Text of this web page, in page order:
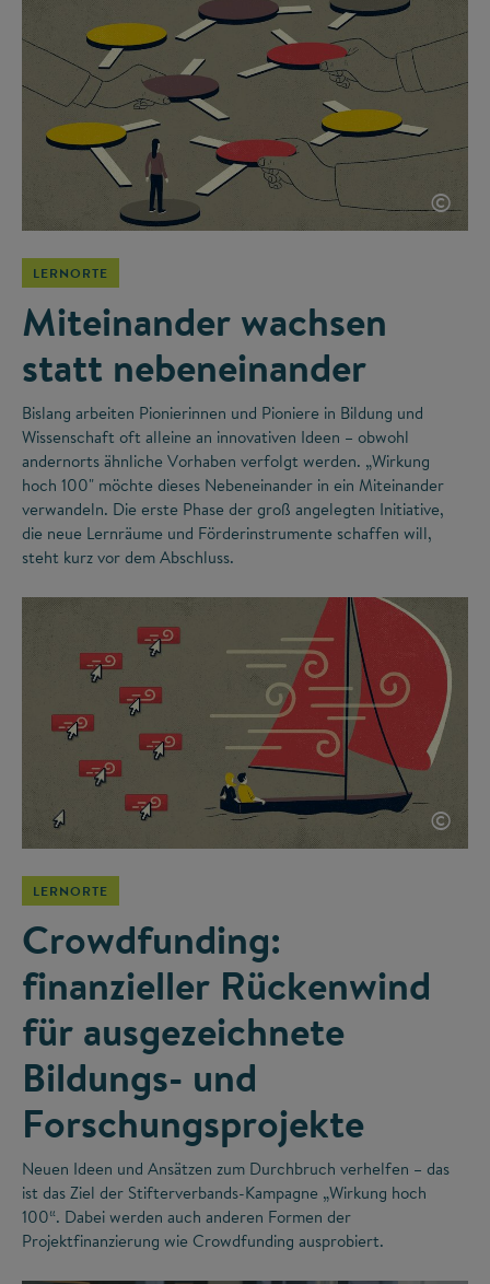
©
LERNORTE
Miteinander wachsen
statt nebeneinander
Bislang arbeiten Pionierinnen und Pioniere in Bildung und
Wissenschaft oft alleine an innovativen Ideen – obwohl
andernorts ähnliche Vorhaben verfolgt werden. „Wirkung
hoch 100" möchte dieses Nebeneinander in ein Miteinander
verwandeln. Die erste Phase der groß angelegten Initiative,
die neue Lernräume und Förderinstrumente schaffen will,
steht kurz vor dem Abschluss.
©
LERNORTE
Crowdfunding:
finanzieller Rückenwind
für ausgezeichnete
Bildungs- und
Forschungsprojekte
Neuen Ideen und Ansätzen zum Durchbruch verhelfen – das
ist das Ziel der Stifterverbands-Kampagne „Wirkung hoch
100“. Dabei werden auch anderen Formen der
Projektfinanzierung wie Crowdfunding ausprobiert.